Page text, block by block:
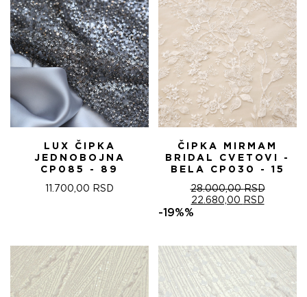
LUX ČIPKA
JEDNOBOJNA
CP085 - 89
11.700,00 RSD
ČIPKA MIRMAM
BRIDAL CVETOVI -
BELA CP030 - 15
28.000,00RSD
ОРИГИНАЛНА
ЦЕНА
28.000,00 RSD.
22.680,00 RSD
-19%%